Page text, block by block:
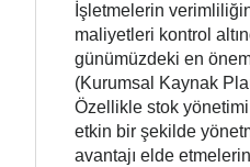
İşletmelerin
maliyetleri kontrol
günümüzdeki en
(Kurumsal Kaynak
Özellikle stok
etkin bir şekilde
avantajı elde